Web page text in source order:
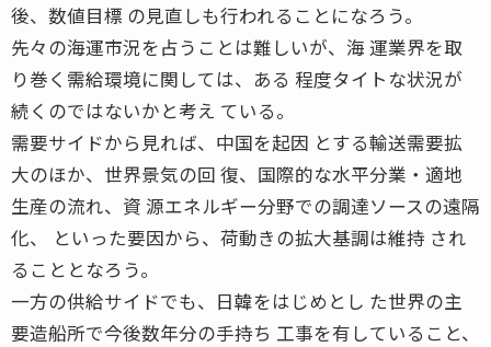
後、数値目標 の見直しも行われることになろう。
先々の海運市況を占うことは難しいが、海 運業界を取
り巻く需給環境に関しては、ある 程度タイトな状況が
続くのではないかと考え ている。
需要サイドから見れば、中国を起因 とする輸送需要拡
大のほか、世界景気の回 復、国際的な水平分業・適地
生産の流れ、資 源エネルギー分野での調達ソースの遠隔
化、 といった要因から、荷動きの拡大基調は維持 され
ることとなろう。
一方の供給サイドでも、日韓をはじめとし た世界の主
要造船所で今後数年分の手持ち 工事を有していること、